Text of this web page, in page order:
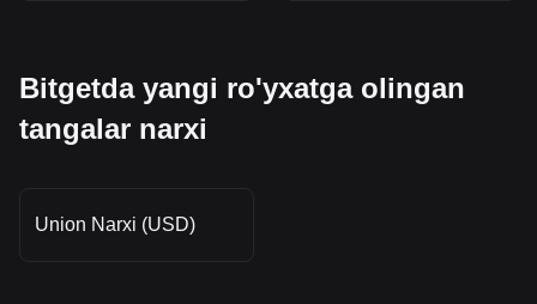
Bitgetda yangi ro'yxatga olingan
tangalar narxi
Union Narxi (USD)